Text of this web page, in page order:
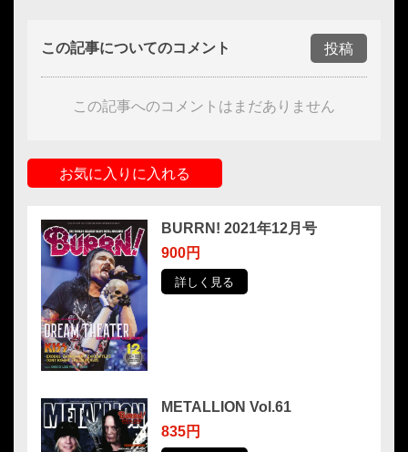
この記事についてのコメント 投稿
この記事へのコメントはまだありません
お気に入りに入れる
BURRN! 2021年12月号
900円
詳しく見る
METALLION Vol.61
835円